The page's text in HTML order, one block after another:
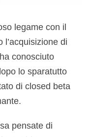
legame con il
l’acquisizione di
conosciuto
lo sparatutto
di closed beta
pensate di